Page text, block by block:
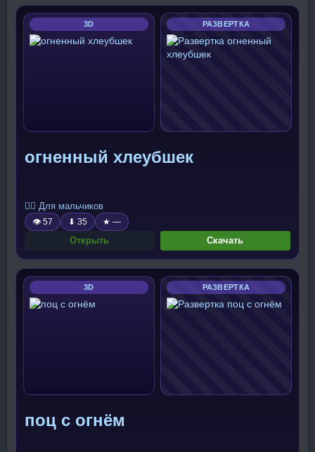
3D РАЗВЕРТКА
огненный хлеубшек
🧍‍♂️ Для мальчиков
👁 57 ⬇ 35 ★ —
Открыть Скачать
3D РАЗВЕРТКА
поц с огнём